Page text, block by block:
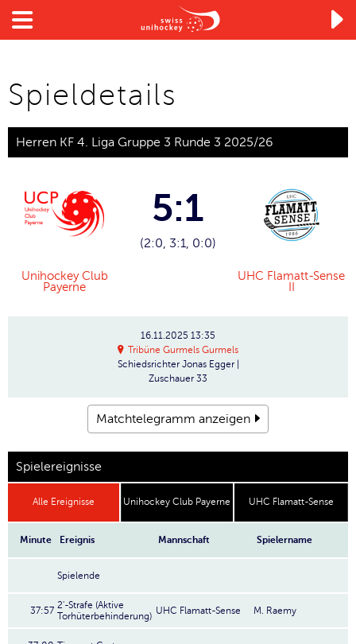

Spieldetails
Herren KF 4. Liga Gruppe 3 Runde 3 2025/26
Unihockey Club
Payerne
5:1
(2:0, 3:1, 0:0)
UHC Flamatt-Sense
16.11.2025 13:35
Tribüne Gurmels Gurmels
Schiedsrichter Jonas Egger |
Zuschauer 33
Matchtelegramm anzeigen
Spielereignisse
Alle Ereignisse Unihockey Club Payerne UHC Flamatt-Sense
Minute Ereignis Mannschaft Spielername
Spielende
37:57 2'-Strafe (Aktive
Torhüterbehinderung) UHC Flamatt-Sense M. Raemy